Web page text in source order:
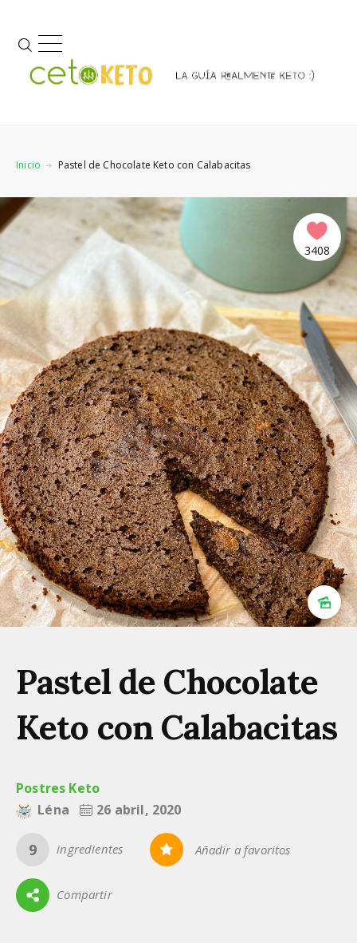
Inicio Pastel de Chocolate Keto con Calabacitas
Pastel de Chocolate
Keto con Calabacitas
Postres Keto
Léna
26 abril, 2020
9 ingredientes Añadir a favoritos
0
Compartir
3408